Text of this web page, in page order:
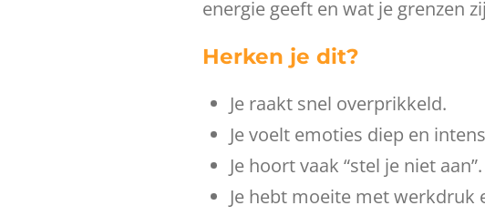
energie geeft en wat je grenzen
Herken je dit?
Je raakt snel overprikkeld.
Je voelt emoties diep en
Je hoort vaak “stel je niet aan”.
Je hebt moeite met werkdruk